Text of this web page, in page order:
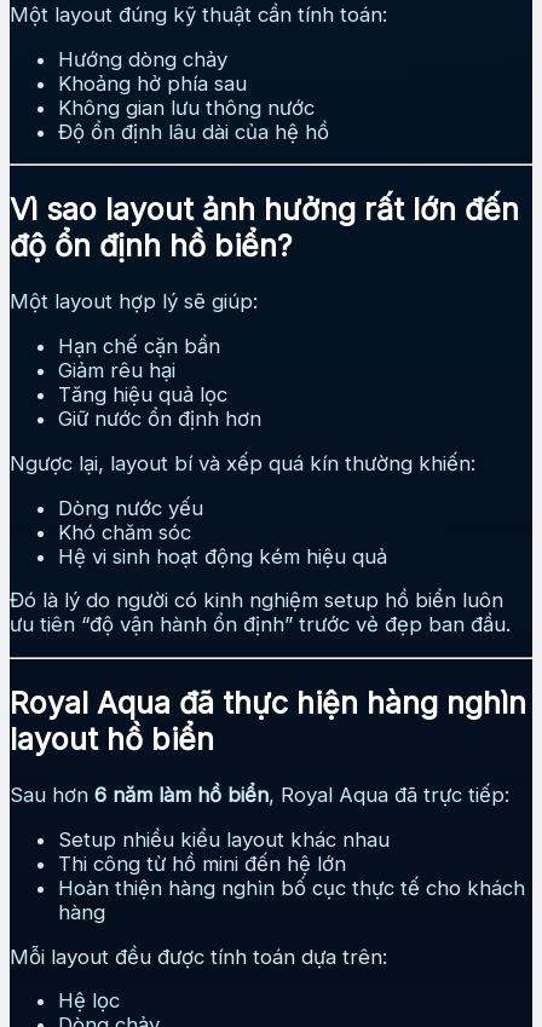
Một layout đúng kỹ thuật cần tính toán:
Hướng dòng chảy
Khoảng hở phía sau
Không gian lưu thông nước
Độ ổn định lâu dài của hệ hồ
Vì sao layout ảnh hưởng rất lớn đến
độ ổn định hồ biển?
Một layout hợp lý sẽ giúp:
Hạn chế cặn bẩn
Giảm rêu hại
Tăng hiệu quả lọc
Giữ nước ổn định hơn
Ngược lại, layout bí và xếp quá kín thường khiến:
Dòng nước yếu
Khó chăm sóc
Hệ vi sinh hoạt động kém hiệu quả
Đó là lý do người có kinh nghiệm setup hồ biển luôn
ưu tiên “độ vận hành ổn định” trước vẻ đẹp ban đầu.
Royal Aqua đã thực hiện hàng nghìn
layout hồ biển
Sau hơn 6 năm làm hồ biển, Royal Aqua đã trực tiếp:
Setup nhiều kiểu layout khác nhau
Thi công từ hồ mini đến hệ lớn
Hoàn thiện hàng nghìn bố cục thực tế cho khách
hàng
Mỗi layout đều được tính toán dựa trên:
Hệ lọc